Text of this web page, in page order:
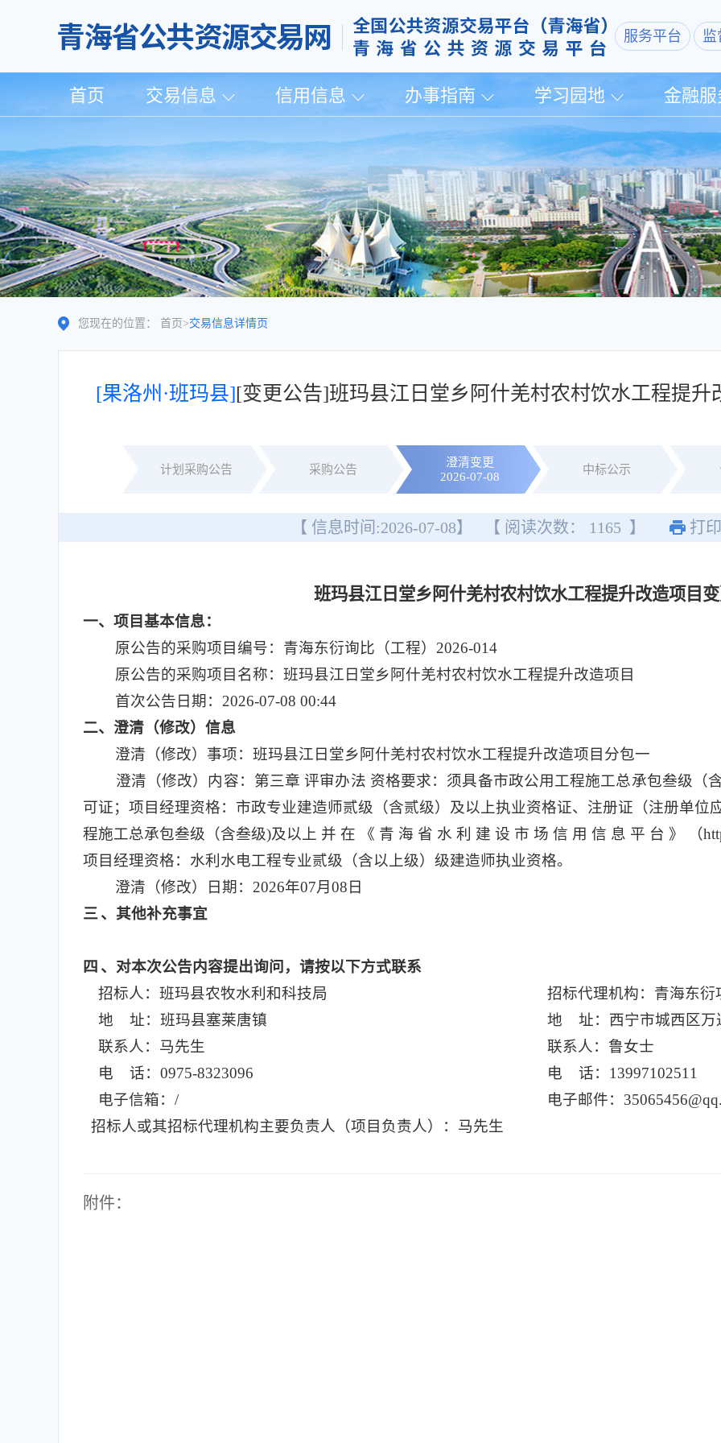
服务平台 监
首页 交易信息 信用信息 办事指南 学习园地 金融服
您现在的位置： 首页 >交易信息详情页
[果洛州·班玛县][变更公告]班玛县江日堂乡阿什羌村农村饮水工程提升
计划采购公告 采购公告
澄清变更
2026-07-08
中标公示
【 信息时间:2026-07-08】 【 阅读次数： 1165 】 打印
班玛县江日堂乡阿什羌村农村饮水工程提升改造项目
一、项目基本信息：
原公告的采购项目编号：青海东衍询比（工程）2026-014
原公告的采购项目名称：班玛县江日堂乡阿什羌村农村饮水工程提升改造项目
首次公告日期：2026-07-08 00:44
二、澄清（修改）信息
澄清（修改）事项：班玛县江日堂乡阿什羌村农村饮水工程提升改造项目分包一
澄清（修改）内容：第三章 评审办法 资格要求：须具备市政公用工程施工总承包叁级（
可证；项目经理资格：市政专业建造师贰级（含贰级）及以上执业资格证、注册证（注册单位
程施工总承包叁级（含叁级)及以上 并 在 《 青 海 省 水 利 建 设 市 场 信 用 信 息 平 台 》 （
项目经理资格：水利水电工程专业贰级（含以上级）级建造师执业资格。
澄清（修改）日期：2026年07月08日
三、其他补充事宜
四 、对本次公告内容提出询问，请按以下方式联系
招标人：班玛县农牧水利和科技局
招标代理机构：青海东衍
地 址：班玛县塞莱唐镇
地 址：西宁市城西区万
联系人：马先生
联系人：鲁女士
电 话：0975-8323096
电 话：13997102511
电子信箱：/
电子邮件：
招标人或其招标代理机构主要负责人（项目负责人）：马先生
附件：